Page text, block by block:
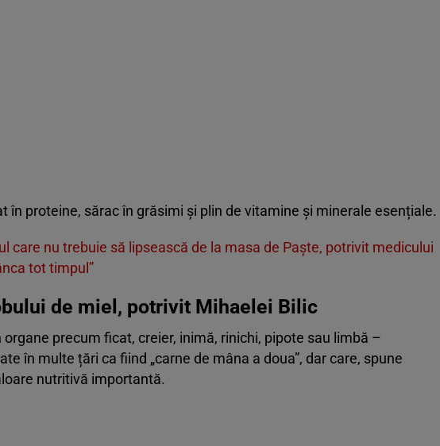
în proteine, sărac în grăsimi și plin de vitamine și minerale esențiale.
care nu trebuie să lipsească de la masa de Paște, potrivit medicului
tot timpul”
de miel, potrivit Mihaelei Bilic
precum ficat, creier, inimă, rinichi, pipote sau limbă –
în multe țări ca fiind „carne de mâna a doua”, dar care, spune
nutritivă importantă.